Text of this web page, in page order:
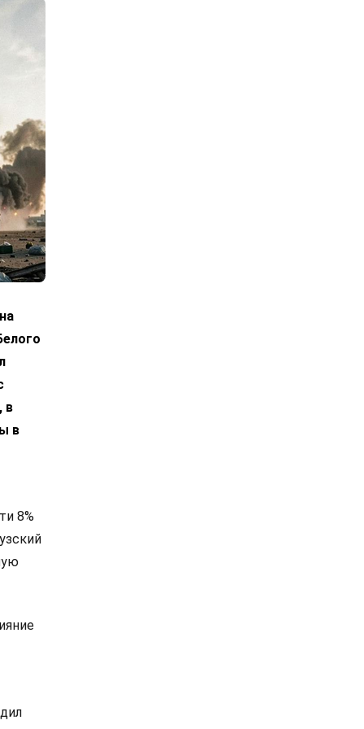
в
в
8%